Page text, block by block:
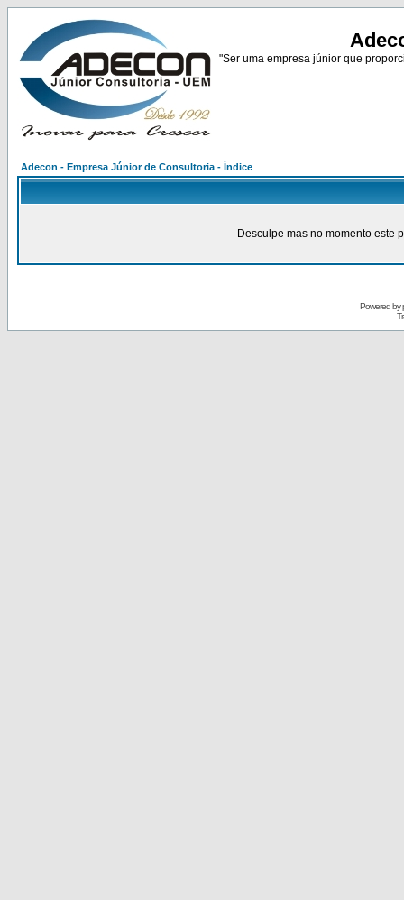
"Ser uma empresa júnior que
Adecon - Empresa Júnior de Consultoria - Índice
Desculpe mas no momento este
Powered by